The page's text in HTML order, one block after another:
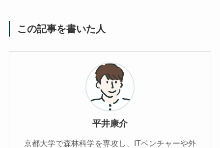
この記事を書いた人
平井康介
京都大学で森林科学を専攻し、ITベンチャーや外